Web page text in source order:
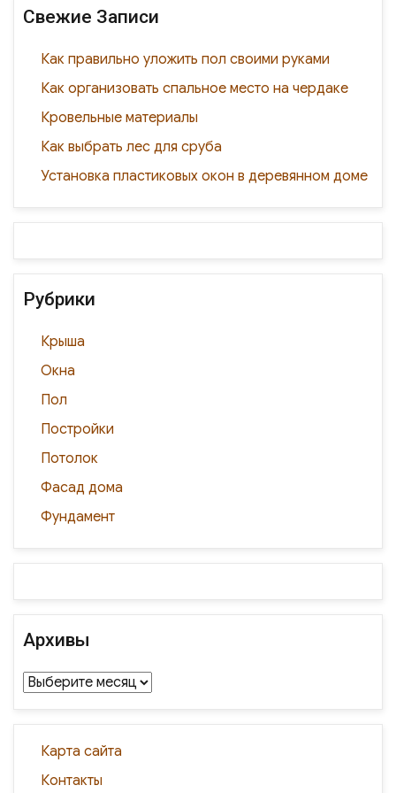
o
Свежие Записи
Как правильно уложить пол своими руками
Как организовать спальное место на чердаке
Кровельные материалы
Как выбрать лес для сруба
Установка пластиковых окон в деревянном доме
Рубрики
Крыша
Окна
Пол
Постройки
Потолок
Фасад дома
Фундамент
Архивы
Архивы
Карта сайта
Контакты